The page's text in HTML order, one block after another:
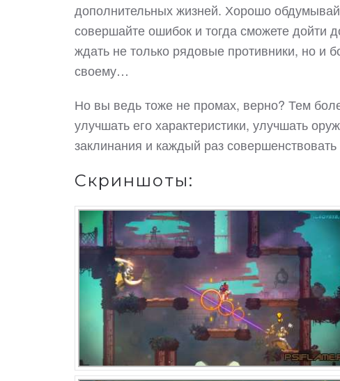
дополнительных жизней. Хорошо
совершайте ошибок и тогда сможете дойти
ждать не только рядовые противники, но и
своему…
Но вы ведь тоже не промах, верно? Тем
улучшать его характеристики, улучшать
заклинания и каждый раз
Скриншоты: